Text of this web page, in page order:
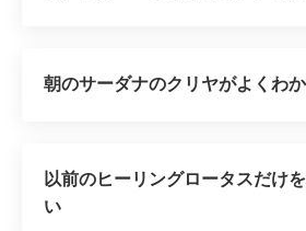
朝のサーダナのクリヤがよくわ
以前のヒーリングロータスだけ
い